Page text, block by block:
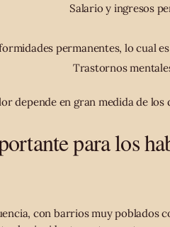
Salario y ingresos
permanentes, lo cual
Trastornos
depende en gran medida de
para los
con barrios muy poblados